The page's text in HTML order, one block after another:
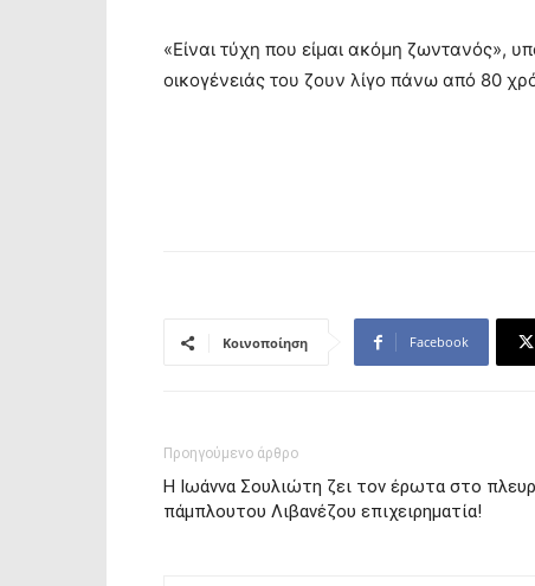
«Είναι τύχη που είμαι ακόμη ζωντανός»,
οικογένειάς του ζουν λίγο πάνω από 80
Κοινοποίηση Facebook
Προηγούμενο άρθρο
Η Ιωάννα Σουλιώτη ζει τον έρωτα στο
πάμπλουτου Λιβανέζου επιχειρηματία!